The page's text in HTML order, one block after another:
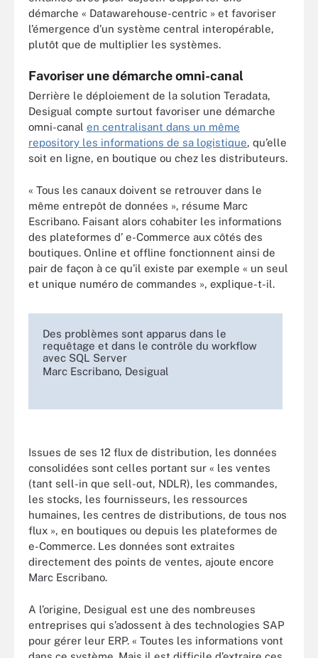
démarche « Datawarehouse-centric » et favoriser
l’émergence d’un système central interopérable,
plutôt que de multiplier les systèmes.
Favoriser une démarche omni-canal
Derrière le déploiement de la solution Teradata,
Desigual compte surtout favoriser une démarche
omni-canal en centralisant dans un même
repository les informations de sa logistique, qu’elle
soit en ligne, en boutique ou chez les distributeurs.
« Tous les canaux doivent se retrouver dans le
même entrepôt de données », résume Marc
Escribano. Faisant alors cohabiter les informations
des plateformes d’ e-Commerce aux côtés des
boutiques. Online et offline fonctionnent ainsi de
pair de façon à ce qu’il existe par exemple « un seul
et unique numéro de commandes », explique-t-il.
Des problèmes sont apparus dans le
requêtage et dans le contrôle du workflow
avec SQL Server
Marc Escribano, Desigual
Issues de ses 12 flux de distribution, les données
consolidées sont celles portant sur « les ventes
(tant sell-in que sell-out, NDLR), les commandes,
les stocks, les fournisseurs, les ressources
humaines, les centres de distributions, de tous nos
flux », en boutiques ou depuis les plateformes de
e-Commerce. Les données sont extraites
directement des points de ventes, ajoute encore
Marc Escribano.
A l’origine, Desigual est une des nombreuses
entreprises qui s’adossent à des technologies SAP
pour gérer leur ERP. « Toutes les informations vont